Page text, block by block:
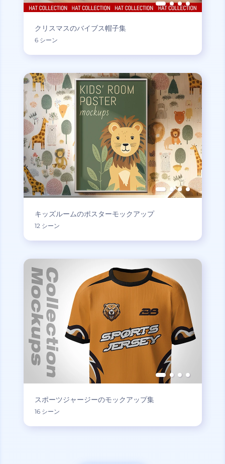
クリスマスのバイブス帽子集
6 シーン
キッズルームのポスターモックアップ
12 シーン
スポーツジャージーのモックアップ集
16 シーン